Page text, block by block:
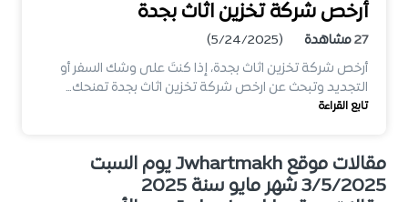
أرخص شركة تخزين اثاث بجدة
27مشاهدة
(5/24/2025)
أرخص شركة تخزين اثاث بجدة، إذا كنتَ على وشك السفر أو
التجديد وتبحث عن ارخص شركة تخزين اثاث بجدة تمنحك…
تابع القراءة
مقالات موقع Jwhartmakh يوم السبت
3/5/2025 شهر مايو سنة 2025